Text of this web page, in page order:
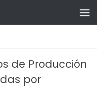
de Producción
por